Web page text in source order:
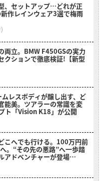
、セットアップ…どれが正
作レインウェア3選で梅雨
両立。BMW F450GSの実力
クションで徹底検証!【新型
レスボディが醸し出す、ど
能美。ツアラーの常識を変
ト「Vision K18」が公開
こへでも行ける。100万円前
。“その先の悪路”へ一歩踏
アドベンチャーが登場